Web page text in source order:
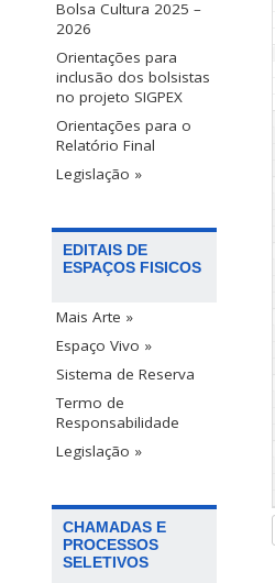
Bolsa Cultura 2025 –
2026
Orientações para
inclusão dos bolsistas
no projeto SIGPEX
Orientações para o
Relatório Final
Legislação »
EDITAIS DE
ESPAÇOS FISICOS
Mais Arte »
Espaço Vivo »
Sistema de Reserva
Termo de
Responsabilidade
Legislação »
CHAMADAS E
PROCESSOS
SELETIVOS